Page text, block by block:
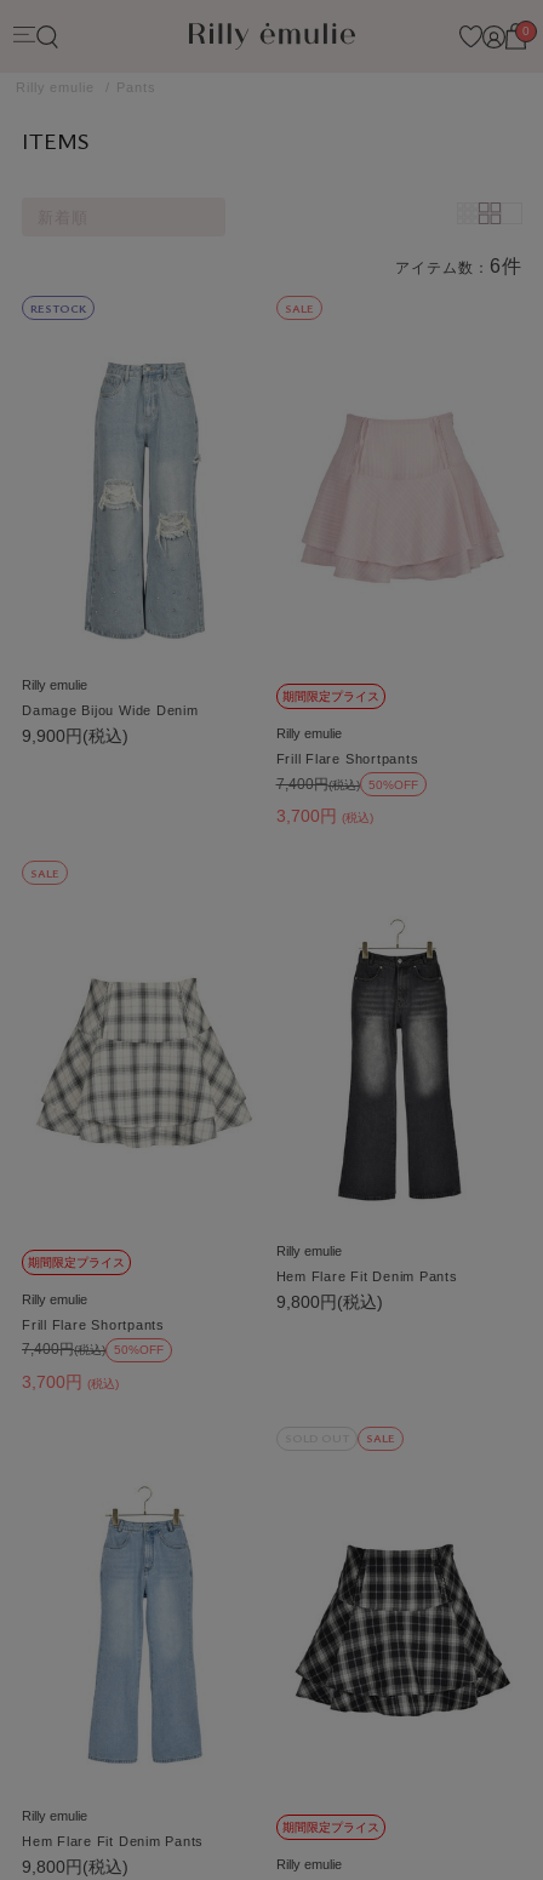
0
Rilly emulie Pants
ITEMS
アイテム数： 6件
商品一覧
RESTOCK
Rilly emulie
Damage Bijou Wide Denim
9,900円(税込)
SALE
期間限定プライス
Rilly emulie
Frill Flare Shortpants
3,700円 (税込)
7,400円(税込) 50%OFF
SALE
期間限定プライス
Rilly emulie
Frill Flare Shortpants
3,700円 (税込)
7,400円(税込) 50%OFF
Rilly emulie
Hem Flare Fit Denim Pants
9,800円(税込)
Rilly emulie
Hem Flare Fit Denim Pants
9,800円(税込)
SALE
期間限定プライス
Rilly emulie